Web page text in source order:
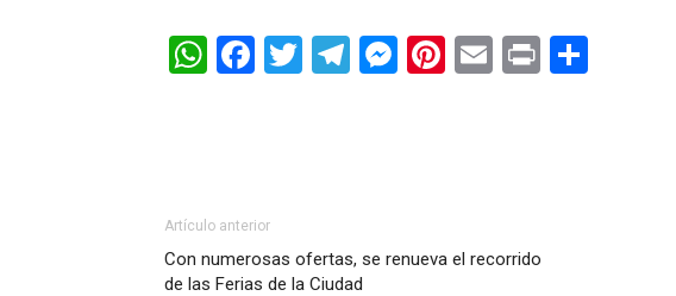
WhatsApp
Facebook
TwitterTelegram
Messenger
Pinterest
EmailPrint
Artículo anterior
Con numerosas ofertas, se renueva el recorrido
de las Ferias de la Ciudad